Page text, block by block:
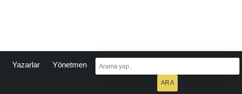
Yazarlar Yönetmen